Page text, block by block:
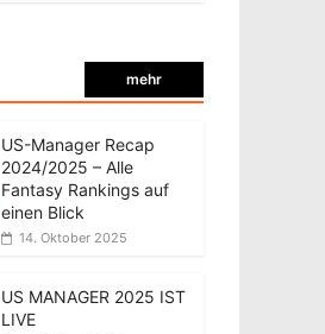
mehr
US-Manager Recap
2024/2025 – Alle
Fantasy Rankings auf
einen Blick
14. Oktober 2025
US MANAGER 2025 IST
LIVE